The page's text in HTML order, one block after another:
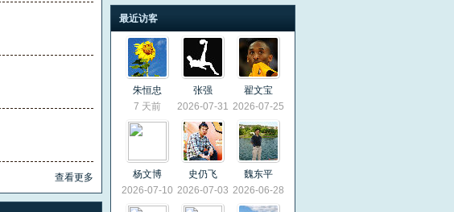
查看更多
最近访客
朱恒忠
7 天前
张强
2026-07-31
翟文宝
2026-07-25
杨文博
2026-07-10
史仍飞
2026-07-03
魏东平
2026-06-28